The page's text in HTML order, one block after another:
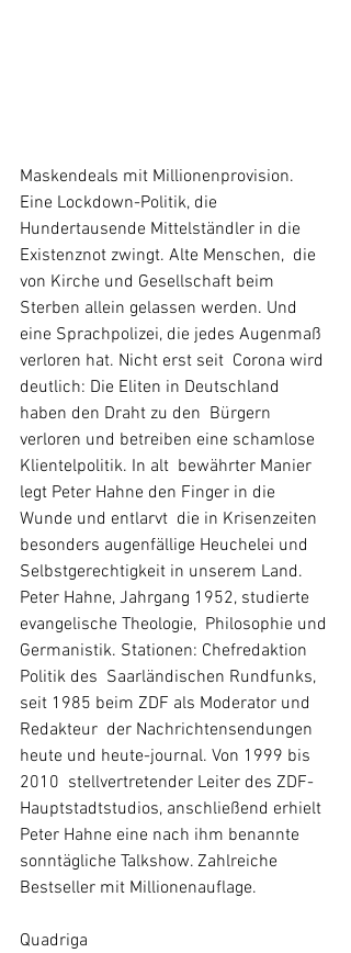
Maskendeals mit Millionenprovision.
Eine Lockdown-Politik, die
Hundertausende Mittelständler in die
Existenznot zwingt. Alte Menschen,  die
von Kirche und Gesellschaft beim
Sterben allein gelassen werden. Und
eine Sprachpolizei, die jedes Augenmaß
verloren hat. Nicht erst seit  Corona wird
deutlich: Die Eliten in Deutschland
haben den Draht zu den  Bürgern
verloren und betreiben eine schamlose
Klientelpolitik. In alt  bewährter Manier
legt Peter Hahne den Finger in die
Wunde und entlarvt  die in Krisenzeiten
besonders augenfällige Heuchelei und
Selbstgerechtigkeit in unserem Land.
Peter Hahne, Jahrgang 1952, studierte
evangelische Theologie,  Philosophie und
Germanistik. Stationen: Chefredaktion
Politik des  Saarländischen Rundfunks,
seit 1985 beim ZDF als Moderator und
Redakteur  der Nachrichtensendungen
heute und heute-journal. Von 1999 bis
2010  stellvertretender Leiter des ZDF-
Hauptstadtstudios, anschließend erhielt
Peter Hahne eine nach ihm benannte
sonntägliche Talkshow. Zahlreiche
Bestseller mit Millionenauflage.
Quadriga